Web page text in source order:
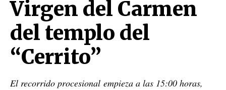
Virgen del Carmen
del templo del
“Cerrito”
El recorrido procesional empieza a las 15:00 horas,